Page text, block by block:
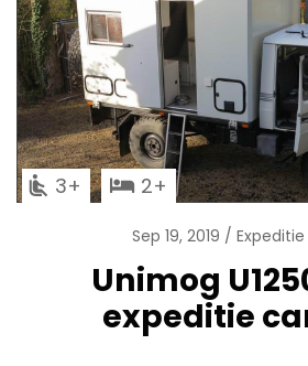
3 2
Sep 19, 2019
Unimog
expeditie